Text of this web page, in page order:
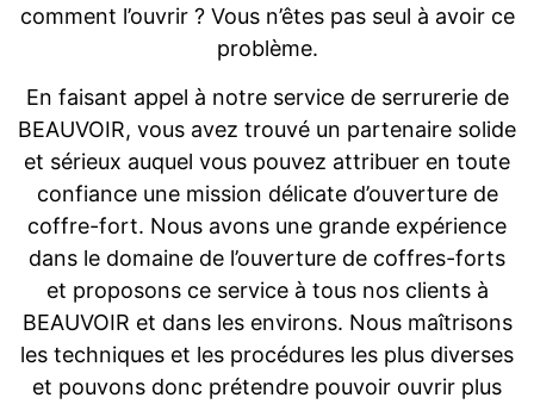
comment l’ouvrir ? Vous n’êtes pas seul à avoir ce
problème.
En faisant appel à notre service de serrurerie de
BEAUVOIR, vous avez trouvé un partenaire solide
et sérieux auquel vous pouvez attribuer en toute
confiance une mission délicate d’ouverture de
coffre-fort. Nous avons une grande expérience
dans le domaine de l’ouverture de coffres-forts
et proposons ce service à tous nos clients à
BEAUVOIR et dans les environs. Nous maîtrisons
les techniques et les procédures les plus diverses
et pouvons donc prétendre pouvoir ouvrir plus